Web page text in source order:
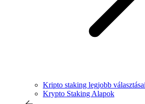
Kripto staking legjobb választásai
Krypto Staking Alapok